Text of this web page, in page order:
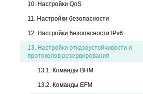
10. Настройки QoS
11. Настройки безопасности
12. Настройки безопасности IPv6
13. Настройки отказоустойчивости и
протоколов резервирования
13.1. Команды BHM
13.2. Команды EFM